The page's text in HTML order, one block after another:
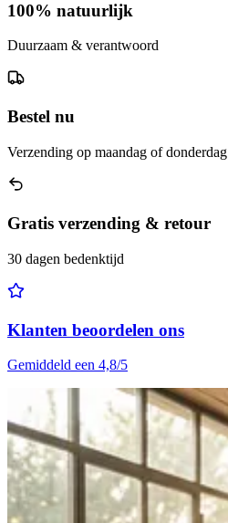
100% natuurlijk
Duurzaam & verantwoord
Bestel nu
Verzending op maandag of donderdag
Gratis verzending & retour
30 dagen bedenktijd
Klanten beoordelen ons
Gemiddeld een 4,8/5